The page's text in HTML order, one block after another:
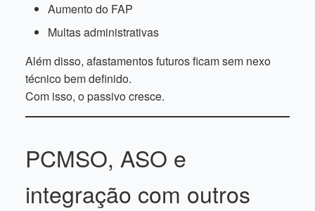
Aumento do FAP
Multas administrativas
Além disso, afastamentos futuros ficam sem nexo
técnico bem definido.
Com isso, o passivo cresce.
PCMSO, ASO e
integração com outros